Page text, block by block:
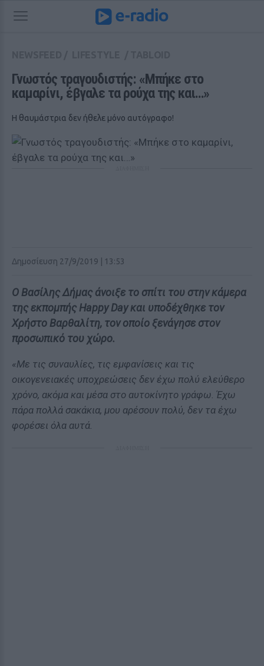
Γνωστός τραγουδιστής: «Μπήκε στο
καμαρίνι, έβγαλε τα ρούχα της και…»
Η θαυμάστρια δεν ήθελε μόνο αυτόγραφο!
Δημοσίευση 27/9/2019 | 13:53
Ο Βασίλης Δήμας άνοιξε το σπίτι του στην κάμερα
της εκπομπής Happy Day και υποδέχθηκε τον
Χρήστο Βαρθαλίτη, τον οποίο ξενάγησε στον
προσωπικό του χώρο.
«Με τις συναυλίες, τις εμφανίσεις και τις
οικογενειακές υποχρεώσεις δεν έχω πολύ ελεύθερο
χρόνο, ακόμα και μέσα στο αυτοκίνητο γράφω. Έχω
πάρα πολλά σακάκια, μου αρέσουν πολύ, δεν τα έχω
φορέσει όλα αυτά.